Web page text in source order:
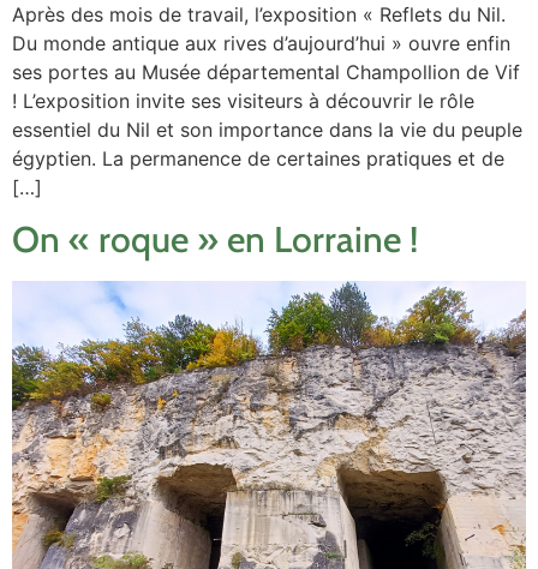
Après des mois de travail, l’exposition « Reflets du Nil.
Du monde antique aux rives d’aujourd’hui » ouvre enfin
ses portes au Musée départemental Champollion de Vif
! L’exposition invite ses visiteurs à découvrir le rôle
essentiel du Nil et son importance dans la vie du peuple
égyptien. La permanence de certaines pratiques et de
[…]
On « roque » en Lorraine !